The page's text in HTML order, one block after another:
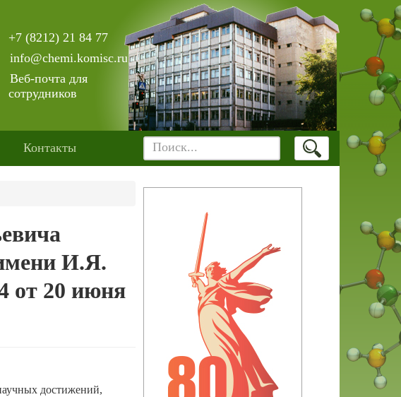
+7 (8212) 21 84 77
info@chemi.komisc.ru
Веб-почта для
сотрудников
Контакты
И.Я.
от 20 июня
достижений,